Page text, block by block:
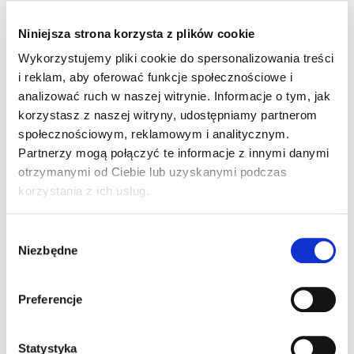
Niniejsza strona korzysta z plików cookie
Wykorzystujemy pliki cookie do spersonalizowania treści
i reklam, aby oferować funkcje społecznościowe i
analizować ruch w naszej witrynie. Informacje o tym, jak
korzystasz z naszej witryny, udostępniamy partnerom
społecznościowym, reklamowym i analitycznym.
Partnerzy mogą połączyć te informacje z innymi danymi
otrzymanymi od Ciebie lub uzyskanymi podczas
korzystania z ich usług.
zgody
Niezbędne
Preferencje
Statystyka
m od niego, co ma odpowiednio przygotować
kierowcę do zjazdu, biorąc pod uwagę duże prędkości.
To wszystko ma nauczyć przyszłego kierowcę
sposobów korzystania z ustawionych przy drodze
znaków, wykorzystania w przyszłości symboli
zapisanych na mapie, a nie tylko uciekania się do
systemu GPS…
Następne pytanie, które zmusi do myślenia i pomoże
autostradą, a drogą ekspresową. Otóż autostrada
na okrągłe zjazdy z tych dróg, ponieważ to często
prędkość do ostrego łuku zjazdowego (nie bez kozery,